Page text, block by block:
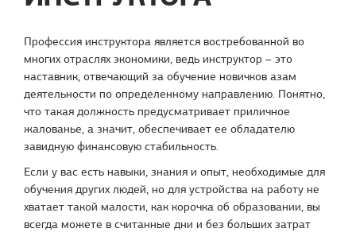
Профессия инструктора является востребованной во
многих отраслях экономики, ведь инструктор – это
наставник, отвечающий за обучение новичков азам
деятельности по определенному направлению. Понятно,
что такая должность предусматривает приличное
жалованье, а значит, обеспечивает ее обладателю
завидную финансовую стабильность.
Если у вас есть навыки, знания и опыт, необходимые для
обучения других людей, но для устройства на работу не
хватает такой малости, как корочка об образовании, вы
всегда можете в считанные дни и без больших затрат